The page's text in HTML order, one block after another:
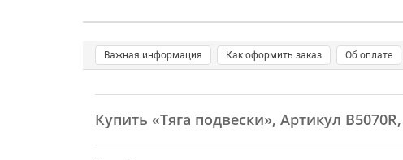
Важная информация Как оформить заказ Об оплате
Купить «Тяга подвески», Артикул